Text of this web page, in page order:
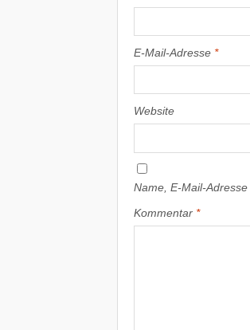
E-Mail-Adresse *
Website
Name, E-Mail-
Kommentar *